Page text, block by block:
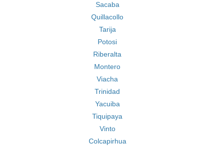
Sacaba
Quillacollo
Tarija
Potosi
Riberalta
Montero
Viacha
Trinidad
Yacuiba
Tiquipaya
Vinto
Colcapirhua